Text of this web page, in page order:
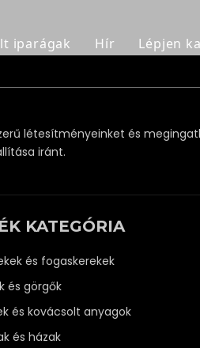
anyagok
iparágak Hír Lépjen
létesítményeinket és
iránt.
KATEGÓRIA
és fogaskerekek
és görgők
és kovácsolt anyagok
és házak